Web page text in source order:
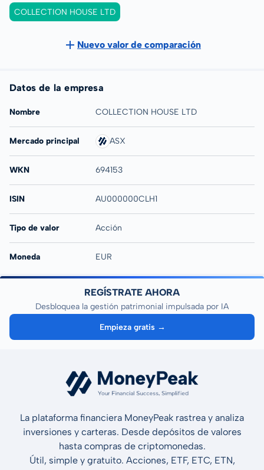
COLLECTION HOUSE LTD
Nuevo valor de comparación
Datos de la empresa
Nombre COLLECTION HOUSE LTD
Mercado principal ASX
WKN 694153
ISIN AU000000CLH1
Tipo de valor Acción
Moneda EUR
REGÍSTRATE AHORA
Desbloquea la gestión patrimonial impulsada por IA
Empieza gratis →
La plataforma financiera MoneyPeak rastrea y analiza
inversiones y carteras. Desde depósitos de valores
hasta compras de criptomonedas.
Útil, simple y gratuito. Acciones, ETF, ETC, ETN,